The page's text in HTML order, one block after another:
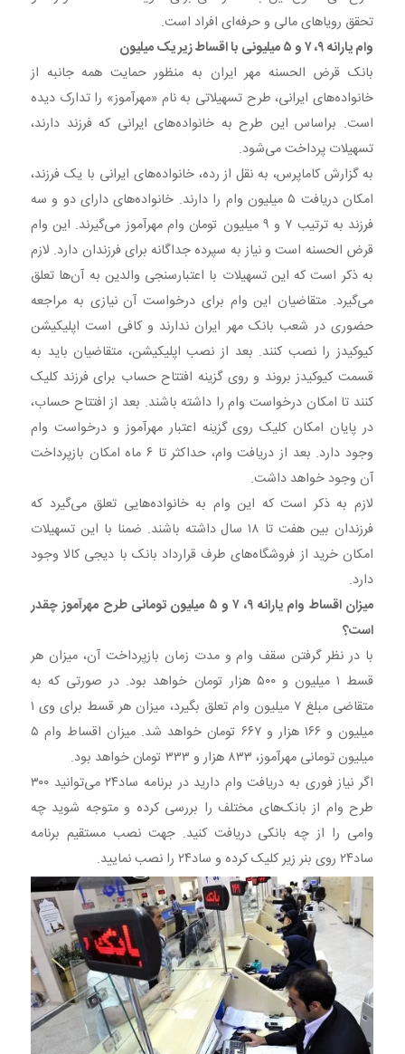
تحقق رویاهای مالی و حرفه‌ای افراد است.
وام یارانه ۹، ۷ و ۵ میلیونی با اقساط زیر یک میلیون
بانک قرض الحسنه مهر ایران به منظور حمایت همه جانبه از
خانواده‌های ایرانی، طرح تسهیلاتی به نام «مهرآموز» را تدارک دیده
است. براساس این طرح به خانواده‌های ایرانی که فرزند دارند،
تسهیلات پرداخت می‌شود.
به گزارش کاماپرس، به نقل از رده، خانواده‌های ایرانی با یک فرزند،
امکان دریافت ۵ میلیون وام را دارند. خانواده‌های دارای دو و سه
فرزند به ترتیب ۷ و ۹ میلیون تومان وام مهرآموز می‌گیرند. این وام
قرض الحسنه است و نیاز به سپرده جداگانه برای فرزندان دارد. لازم
به ذکر است که این تسهیلات با اعتبارسنجی والدین به آن‌ها تعلق
می‌گیرد. متقاضیان این وام برای درخواست آن نیازی به مراجعه
حضوری در شعب بانک مهر ایران ندارند و کافی است اپلیکیشن
کیوکیدز را نصب کنند. بعد از نصب اپلیکیشن، متقاضیان باید به
قسمت کیوکیدز بروند و روی گزینه افتتاح حساب برای فرزند کلیک
کنند تا امکان درخواست وام را داشته باشند. بعد از افتتاح حساب،
در پایان امکان کلیک روی گزینه اعتبار مهرآموز و درخواست وام
وجود دارد. بعد از دریافت وام، حداکثر تا ۶ ماه امکان بازپرداخت
آن وجود خواهد داشت.
لازم به ذکر است که این وام به خانواده‌هایی تعلق می‌گیرد که
فرزندان بین هفت تا ۱۸ سال داشته باشند. ضمنا با این تسهیلات
امکان خرید از فروشگاه‌های طرف قرارداد بانک با دیجی کالا وجود
دارد.
میزان اقساط وام یارانه ۹، ۷ و ۵ میلیون تومانی طرح مهرآموز چقدر
است؟
با در نظر گرفتن سقف وام و مدت زمان بازپرداخت آن، میزان هر
قسط ۱ میلیون و ۵۰۰ هزار تومان خواهد بود. در صورتی که به
متقاضی مبلغ ۷ میلیون وام تعلق بگیرد، میزان هر قسط برای وی ۱
میلیون و ۱۶۶ هزار و ۶۶۷ تومان خواهد شد. میزان اقساط وام ۵
میلیون تومانی مهرآموز، ۸۳۳ هزار و ۳۳۳ تومان خواهد بود.
اگر نیاز فوری به دریافت وام دارید در برنامه ساد۲۴ می‌توانید ۳۰۰
طرح وام از بانک‌های مختلف را بررسی کرده و متوجه شوید چه
وامی را از چه بانکی دریافت کنید. جهت نصب مستقیم برنامه
ساد۲۴ روی بنر زیر کلیک کرده و ساد۲۴ را نصب نمایید.